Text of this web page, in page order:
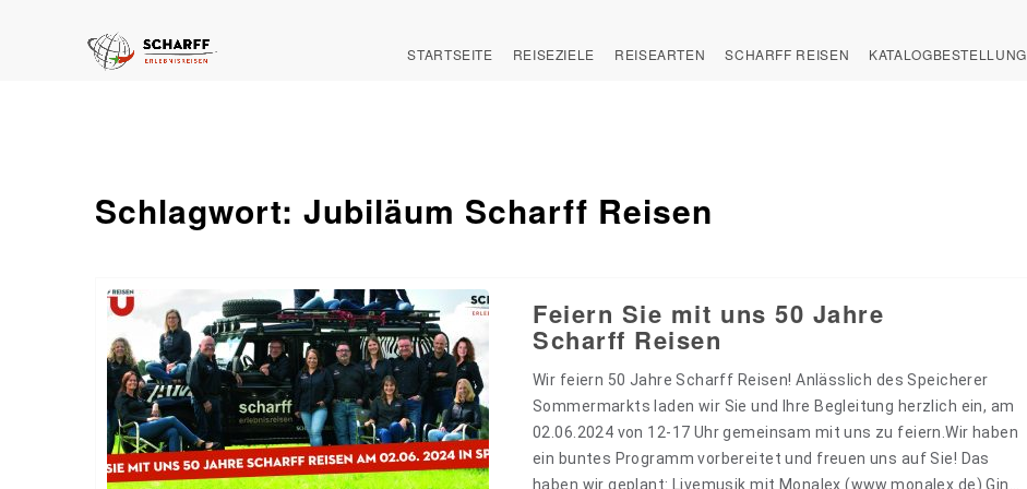
STARTSEITE REISEZIELE REISEARTEN SCHARFF REISEN KATALOGBESTELLUNG
Schlagwort: Jubiläum Scharff Reisen
Feiern Sie mit uns 50 Jahre
Scharff Reisen
Wir feiern 50 Jahre Scharff Reisen! Anlässlich des Speicherer
Sommermarkts laden wir Sie und Ihre Begleitung herzlich ein, am
02.06.2024 von 12-17 Uhr gemeinsam mit uns zu feiern.Wir haben
ein buntes Programm vorbereitet und freuen uns auf Sie! Das
haben wir geplant: Livemusik mit Monalex (www.monalex.de) Gin